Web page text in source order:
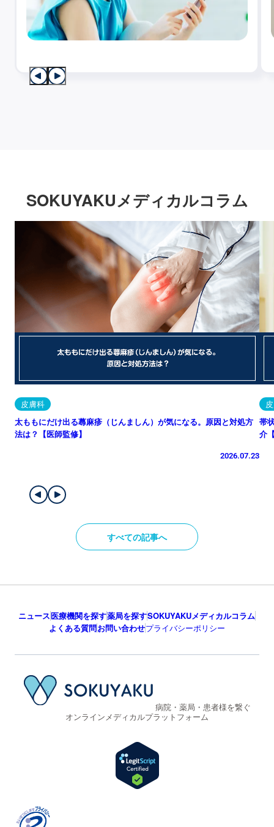
SOKUYAKUメディカルコラム
皮膚科
太ももにだけ出る蕁麻疹（じんましん）が気になる。原因と対処方
法は？【医師監修】
2026.07.23
帯
介
すべての記事へ
ニュース医療機関を探す薬局を探すSOKUYAKUメディカルコラム
よくある質問お問い合わせプライバシーポリシー
病院・薬局・患者様を繋ぐ
オンラインメディカルプラットフォーム